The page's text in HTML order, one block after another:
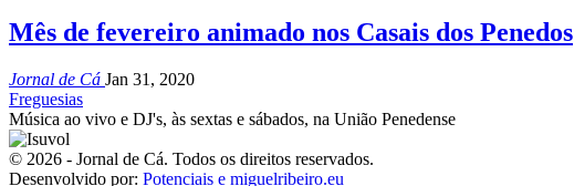
Mês de fevereiro animado nos Casais dos Penedos
Jornal de Cá Jan 31, 2020
Freguesias
Música ao vivo e DJ's, às sextas e sábados, na União Penedense
© 2026 - Jornal de Cá. Todos os direitos reservados.
Desenvolvido por: Potenciais e miguelribeiro.eu